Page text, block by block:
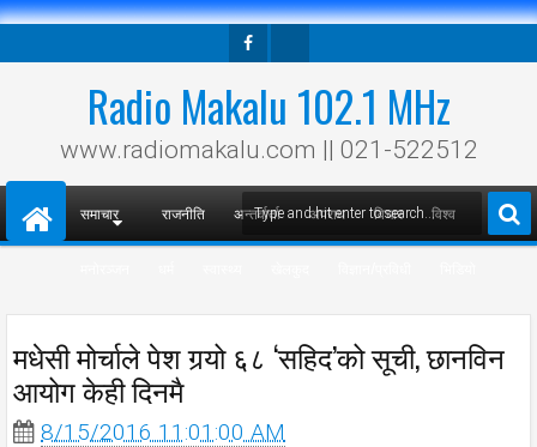
Radio Makalu 102.1 MHz
www.radiomakalu.com || 021-522512
समाचार राजनीति अन्तर्वार्ता अपराध विचार विश्व
मधेसी मोर्चाले पेश गर्‍यो ६८ ‘सहिद’को सूची, छानविन
आयोग केही दिनमै
8/15/2016 11:01:00 AM